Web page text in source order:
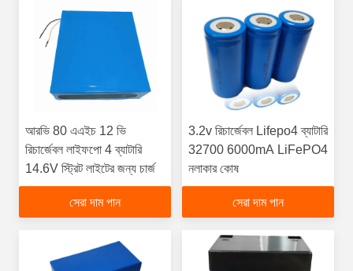
আরভি 80 এএইচ 12 ভি
রিচার্জেবল লাইফপো 4 ব্যাটারি
14.6V স্ট্রিট লাইটের জন্য চার্জ
সেরা দাম পান
3.2v রিচার্জেবল Lifepo4 ব্যাটারি
32700 6000mA LiFePO4
নলাকার কোষ
সেরা দাম পান